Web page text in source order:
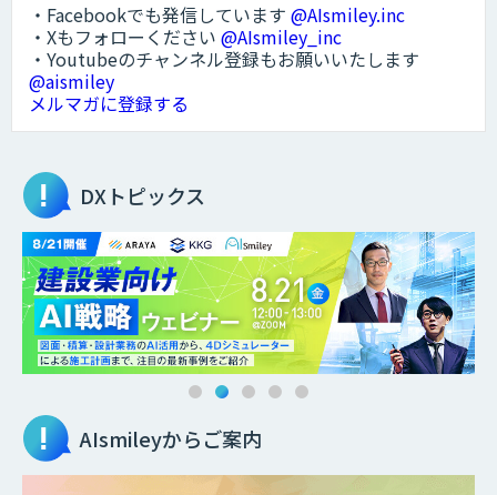
・Facebookでも発信しています @AIsmiley.inc
・Xもフォローください @AIsmiley_inc
・Youtubeのチャンネル登録もお願いいたします
@aismiley
メルマガに登録する
DXトピックス
AIsmileyからご案内